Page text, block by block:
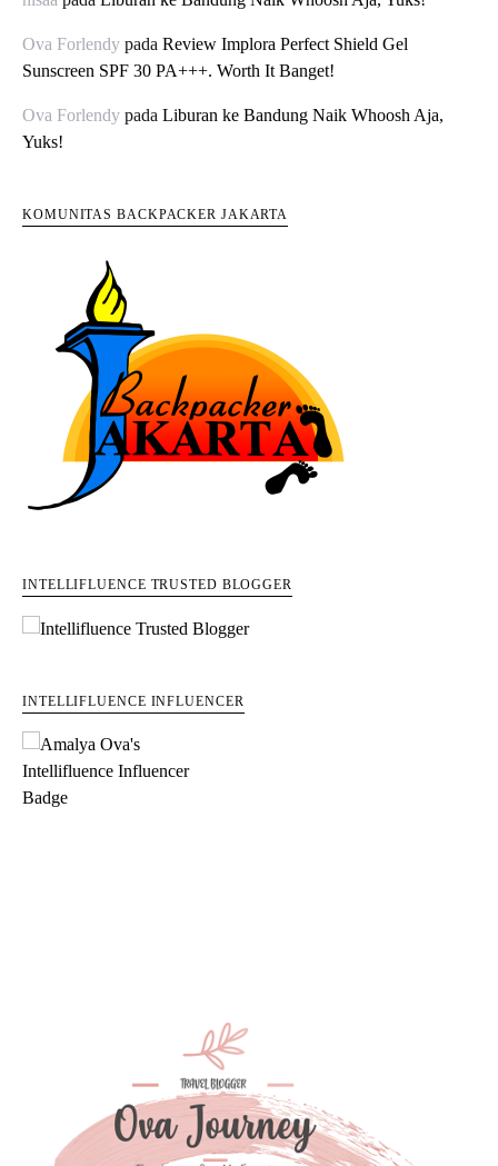
Ova Forlendy pada Review Implora Perfect Shield Gel
Sunscreen SPF 30 PA+++. Worth It Banget!
Ova Forlendy pada Liburan ke Bandung Naik Whoosh Aja,
Yuks!
KOMUNITAS BACKPACKER JAKARTA
INTELLIFLUENCE TRUSTED BLOGGER
INTELLIFLUENCE INFLUENCER